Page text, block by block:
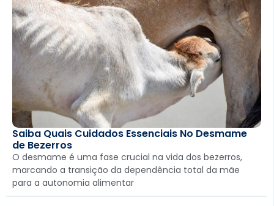
Saiba Quais Cuidados Essenciais No Desmame
de Bezerros
O desmame é uma fase crucial na vida dos bezerros,
marcando a transição da dependência total da mãe
para a autonomia alimentar